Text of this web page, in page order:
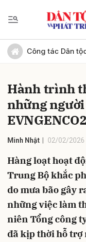
Công tác Dân
Hành trình
những
EVNGENCO2
Minh Nhật 02/02/2026
Hàng loạt hoạt
Trung Bộ khắc
do mưa bão gây
những việc làm
niên Tổng công
đã kịp thời hỗ
Gửi bình luận